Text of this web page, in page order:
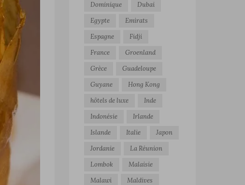
Dominique
Dubai
Egypte
Emirats
Espagne
Fidji
France
Groenland
Grèce
Guadeloupe
Guyane
Hong Kong
hôtels de luxe
Inde
Indonésie
Irlande
Islande
Italie
Japon
Jordanie
La Réunion
Lombok
Malaisie
Malawi
Maldives